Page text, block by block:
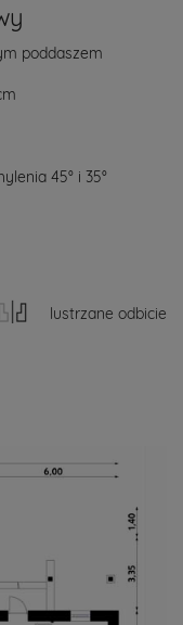
poddaszem
45° i 35°
lustrzane odbicie